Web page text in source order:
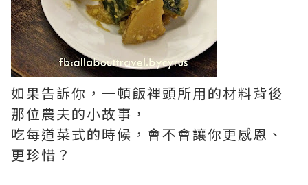
如果告訴你，一頓飯裡頭所用的材料背後
那位農夫的小故事，
吃每道菜式的時候，會不會讓你更感恩、
更珍惜？